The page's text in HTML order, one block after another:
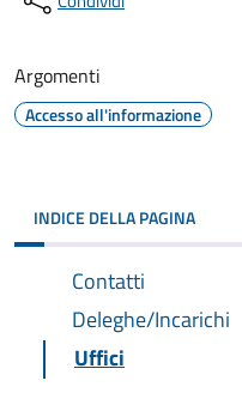
Argomenti
Accesso all'informazione
INDICE DELLA PAGINA
Contatti
Deleghe/Incarichi
Uffici